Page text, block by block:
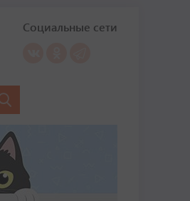
Социальные сети